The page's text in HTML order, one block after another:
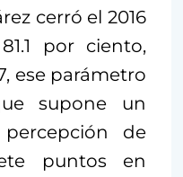
cerró el 2016
por ciento,
ese parámetro
supone un
de
puntos en